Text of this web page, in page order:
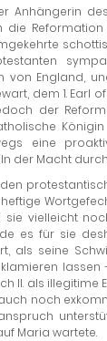
Anhängerin
von England,
dem 1. Earl
der
eine
der Macht
vielleicht
es für sie
als seine
lassen
II. als illegitime
auch noch
Maria wartete.